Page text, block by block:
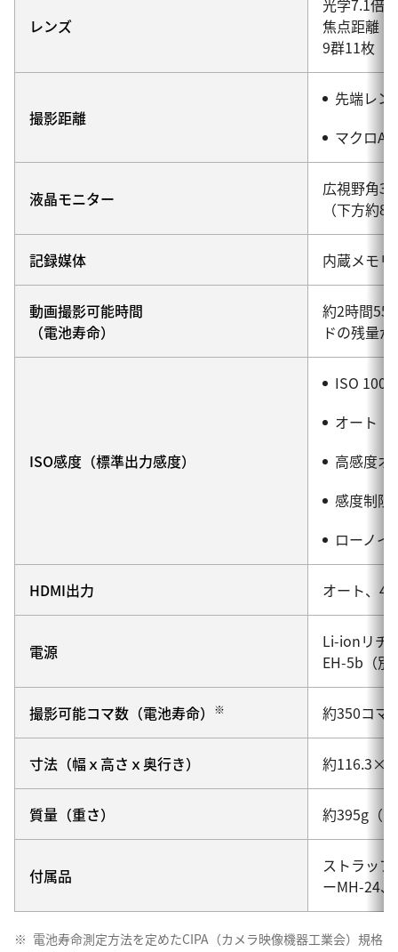
レンズ
光学7.1倍
焦点距離
9群11枚（
撮影距離
先端レ
マクロ
液晶モニター
広視野角3
（下方約
記録媒体 内蔵メモ
動画撮影可能時間
（電池寿命）
約2時間55
ドの残量
ISO感度（標準出力感度）
ISO 100
オート（
高感度オ
感度制限
ローノイ
HDMI出力 オート、
電源
Li-ionリチ
EH-5b（別
撮影可能コマ数（電池寿命） ※ 約350コマ
寸法（幅ｘ高さｘ奥行き） 約
質量（重さ） 約395g（
付属品
ストラッ
ーMH-24
※ 電池寿命測定方法を定めたCIPA（カメラ映像機器工業会）規格